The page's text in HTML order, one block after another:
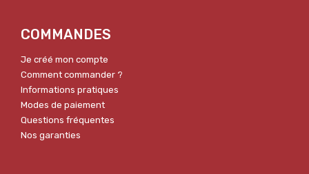
COMMANDES
Je créé mon compte
Comment commander ?
Informations pratiques
Modes de paiement
Questions fréquentes
Nos garanties